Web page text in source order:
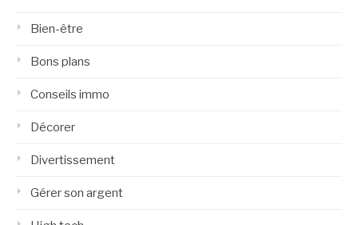
Bien-être
Bons plans
Conseils immo
Décorer
Divertissement
Gérer son argent